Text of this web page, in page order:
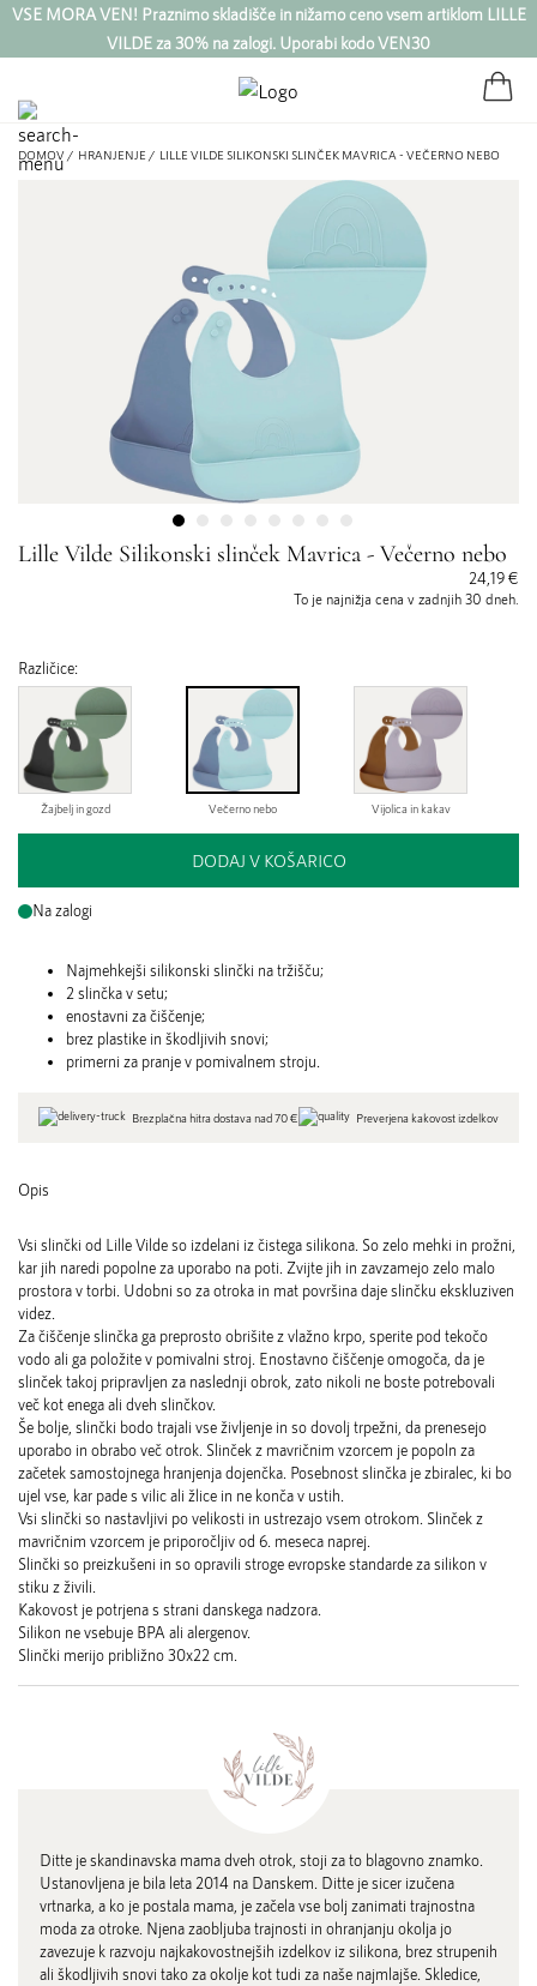
VSE MORA VEN! Praznimo skladišče in nižamo ceno vsem artiklom LILLE
VILDE za 30% na zalogi. Uporabi kodo VEN30
DOMOV / HRANJENJE / LILLE VILDE SILIKONSKI SLINČEK MAVRICA - VEČERNO NEBO
Lille Vilde Silikonski slinček Mavrica - Večerno nebo
24,19 €
To je najnižja cena v zadnjih 30 dneh.
Različice:
Žajbelj in gozd Večerno nebo Vijolica in kakav
DODAJ V KOŠARICO
Na zalogi
Najmehkejši silikonski slinčki na tržišču;
2 slinčka v setu;
enostavni za čiščenje;
brez plastike in škodljivih snovi;
primerni za pranje v pomivalnem stroju.
Brezplačna hitra dostava nad 70 € Preverjena kakovost izdelkov
Opis
Vsi slinčki od Lille Vilde so izdelani iz čistega silikona. So zelo mehki in prožni,
kar jih naredi popolne za uporabo na poti. Zvijte jih in zavzamejo zelo malo
prostora v torbi. Udobni so za otroka in mat površina daje slinčku ekskluziven
videz.
Za čiščenje slinčka ga preprosto obrišite z vlažno krpo, sperite pod tekočo
vodo ali ga položite v pomivalni stroj. Enostavno čiščenje omogoča, da je
slinček takoj pripravljen za naslednji obrok, zato nikoli ne boste potrebovali
več kot enega ali dveh slinčkov.
Še bolje, slinčki bodo trajali vse življenje in so dovolj trpežni, da prenesejo
uporabo in obrabo več otrok. Slinček z mavričnim vzorcem je popoln za
začetek samostojnega hranjenja dojenčka. Posebnost slinčka je zbiralec, ki bo
ujel vse, kar pade s vilic ali žlice in ne konča v ustih.
Vsi slinčki so nastavljivi po velikosti in ustrezajo vsem otrokom. Slinček z
mavričnim vzorcem je priporočljiv od 6. meseca naprej.
Slinčki so preizkušeni in so opravili stroge evropske standarde za silikon v
stiku z živili.
Kakovost je potrjena s strani danskega nadzora.
Silikon ne vsebuje BPA ali alergenov.
Slinčki merijo približno 30x22 cm.
Ditte je skandinavska mama dveh otrok, stoji za to blagovno znamko.
Ustanovljena je bila leta 2014 na Danskem. Ditte je sicer izučena
vrtnarka, a ko je postala mama, je začela vse bolj zanimati trajnostna
moda za otroke. Njena zaobljuba trajnosti in ohranjanju okolja jo
zavezuje k razvoju najkakovostnejših izdelkov iz silikona, brez strupenih
ali škodljivih snovi tako za okolje kot tudi za naše najmlajše. Skledice,